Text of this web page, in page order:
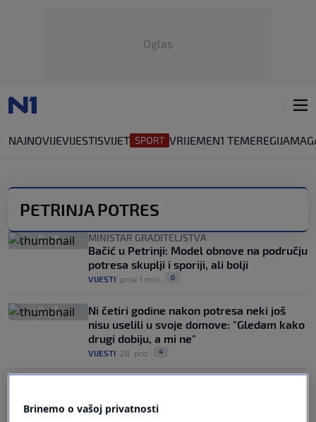
Oglas
NAJNOVIJEVIJESTISVIJET VRIJEMEN1 TEMEREGIJA
PETRINJA POTRES
MINISTAR GRADITELJSTVA
Bačić u Petrinji: Model obnove na području
potresa skuplji i sporiji, ali bolji
VIJESTI prije 1 min. 0
Ni četiri godine nakon potresa neki još
nisu uselili u svoje domove: "Gledam kako
drugi dobiju, a mi ne"
VIJESTI 28. pro. 4
Brinemo o vašoj privatnosti